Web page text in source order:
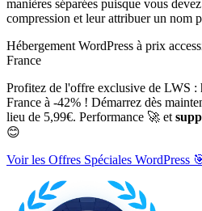
manières séparées puisque vous
compression et leur attribuer un nom
Hébergement WordPress à prix
France
Profitez de l'offre exclusive de LWS :
France à -42% ! Démarrez dès
lieu de 5,99€. Performance 🚀 et
😊
Voir les Offres Spéciales WordPress